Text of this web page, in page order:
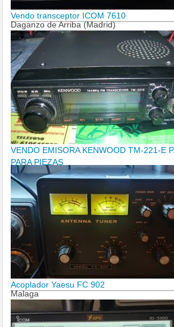
Vendo transceptor ICOM 7610
Daganzo de Arriba (Madrid)
VENDO EMISORA KENWOOD TM-221-E
PARA PIEZAS
Acoplador Yaesu FC 902
Malaga